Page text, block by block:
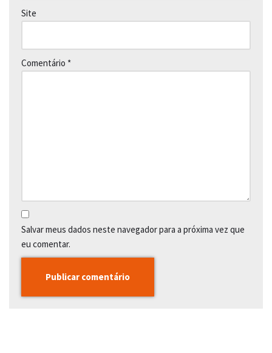
Site
Comentário *
Salvar meus dados neste navegador para a próxima vez que
eu comentar.